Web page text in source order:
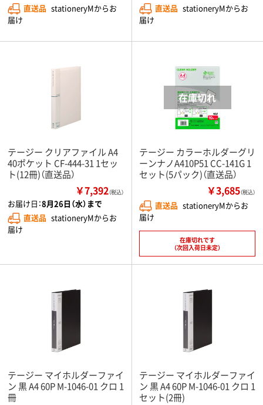
直送品 stationeryMからお
届け
直送品 stationeryMからお
届け
テージー クリアファイル A4
40ポケット CF-444-31 1セッ
ト(12冊)（直送品）
￥7,392（税込）
お届け日：8月26日（水）まで
直送品 stationeryMからお
届け
テージー カラーホルダーグリ
ーンナノA410P51 CC-141G 1
セット(5パック)（直送品）
￥3,685（税込）
直送品 stationeryMからお
届け
在庫切れです
（次回入荷日未定）
テージー マイホルダーファイ
ン 黒 A4 60P M-1046-01 クロ 1
冊
テージー マイホルダーファイ
ン 黒 A4 60P M-1046-01 クロ 1
セット(2冊)